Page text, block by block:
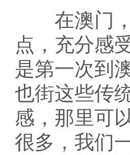
在澳门，
点，充分感
是第一次到
也街这些传
感，那里可
很多，我们